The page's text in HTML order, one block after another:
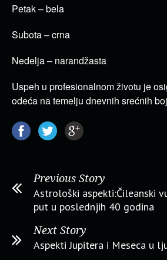
Petak – bela
Subota – crna
Nedelja – narandžasta
Uspeh u profesionalnom životu je
odeća na temelju dnevnih srećnih
Previous Story
Astrološki aspekti:Čileanski
put u poslednjih 40 godina
Next Story
Aspekti Jupitera i Meseca u